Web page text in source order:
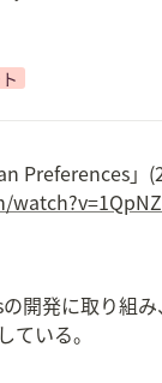
」
開発に取り組
いる。